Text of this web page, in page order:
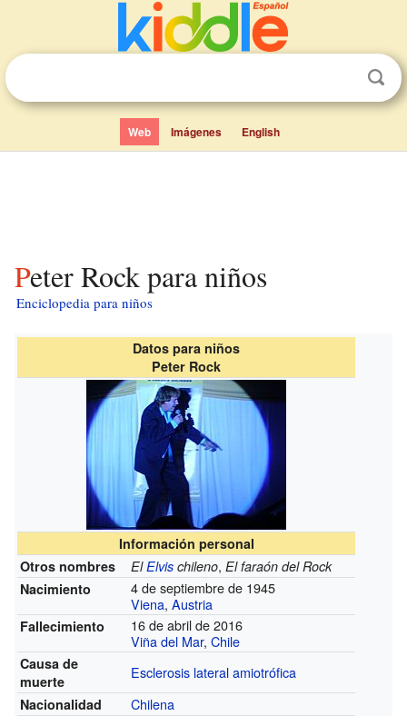
Web Imágenes English
Peter Rock para niños
Enciclopedia para niños
Datos para niños
Peter Rock
Información personal
Otros nombres
ElElvis chileno,El faraón del Rock
Nacimiento
4 de septiembre de 1945
Viena,Austria
Fallecimiento
16 de abril de 2016
Viña del Mar,Chile
Causa de
muerte
Esclerosis lateral amiotrófica
Nacionalidad Chilena